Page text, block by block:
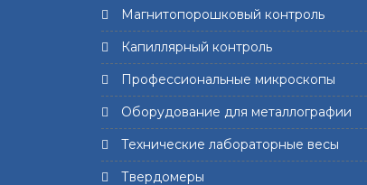
Магнитопорошковый контроль
Капиллярный контроль
Профессиональные микроскопы
Оборудование для металлографии
Технические лабораторные весы
Твердомеры